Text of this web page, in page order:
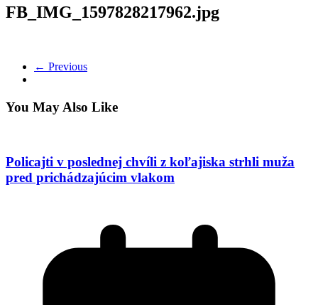
FB_IMG_1597828217962.jpg
← Previous
You May Also Like
Policajti v poslednej chvíli z koľajiska strhli muža
pred prichádzajúcim vlakom